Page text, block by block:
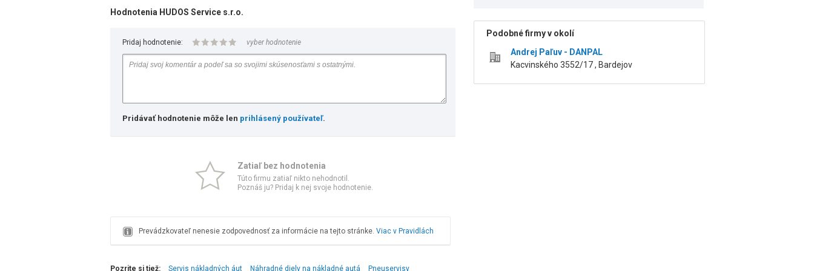
Hodnotenia HUDOS Service s.r.o.
Pridaj hodnotenie: vyber hodnotenie
Pridávať hodnotenie môže len prihlásený používateľ.
Zatiaľ bez hodnotenia
Túto firmu zatiaľ nikto nehodnotil.
Poznáš ju? Pridaj k nej svoje hodnotenie.
Prevádzkovateľ nenesie zodpovednosť za informácie na tejto stránke. Viac v Pravidlách
Podobné firmy v okolí
Andrej Paľuv - DANPAL
Kacvinského 3552/17 , Bardejov
Pozrite si tiež: Servis nákladných áut Náhradné diely na nákladné autá Pneuservisy